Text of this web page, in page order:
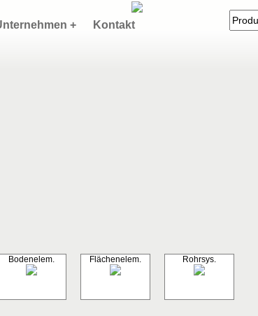
+ Kontakt
Bodenelem. Flächenelem. Rohrsys.